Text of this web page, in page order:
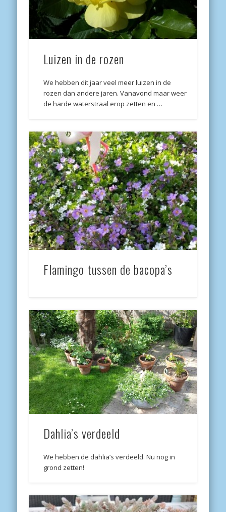
Luizen in de rozen
We hebben dit jaar veel meer luizen in de
rozen dan andere jaren. Vanavond maar weer
de harde waterstraal erop zetten en …
Flamingo tussen de bacopa’s
Dahlia’s verdeeld
We hebben de dahlia’s verdeeld. Nu nog in
grond zetten!